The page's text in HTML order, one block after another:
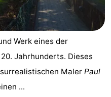
Werk eines der
Jahrhunderts. Dieses
Maler Paul
...